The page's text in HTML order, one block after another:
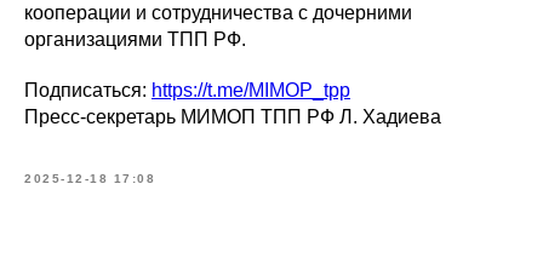
кооперации и сотрудничества с дочерними
организациями ТПП РФ.
Подписаться: https://t.me/MIMOP_tpp
Пресс-секретарь МИМОП ТПП РФ Л. Хадиева
2025-12-18 17:08